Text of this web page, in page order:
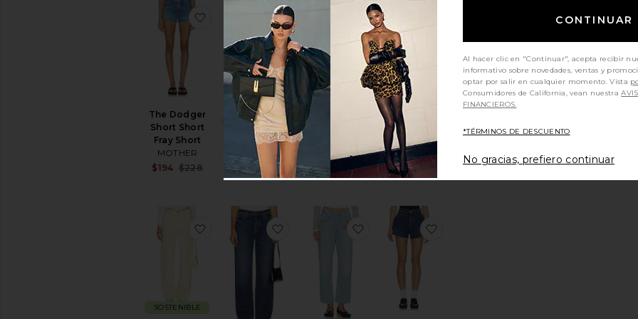
The Dodger
Short Short
Fray Short
MOTHER
$194
Previous price:
$228
favoritoThe Dodger Short Short Fray Short
FALDA KEIRA
AGOLDE
Sale price:
Previous price:
$158
SOSTENIBLE
favoritoFALDA KEIRA
¡TENDENCIAS
AHORA!
Vendido 5 veces en
las últimas 48 horas
RECTO(A) THE
FRAME
Sale price:
Previous price:
$258
COLECCIONES
favoritoRECTO(A) THE ARROW
RECTO(A)
RIBCAGE
LEVI'S
Sale price:
$74
Previous price:
$99
favoritoRECTO(A) RIBCAGE
SOSTENIBLE
favoritoPIERNA ANCHA LARIAfavoritoBella Low Rise Boyfriend Jeans
favoritoWinslow Boyfriend Jeans
CONTINUAR
Al hacer clic en "Continuar", acepta recibir
informativo sobre novedades, ventas y
optar por salir en cualquier momento. Vista
Consumidores de California, vean nuestra
FINANCIEROS.
*TÉRMINOS DE DESCUENTO
No gracias, prefiero continuar